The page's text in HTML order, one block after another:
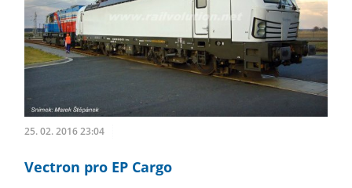
25. 02. 2016 23:04
Vectron pro EP Cargo